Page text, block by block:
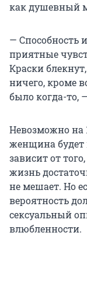
как душевный
— Способность
приятные
Краски
ничего, кроме
было когда-то,
Невозможно на
женщина будет
зависит от
жизнь
не мешает. Но
вероятность
сексуальный
влюбленности.